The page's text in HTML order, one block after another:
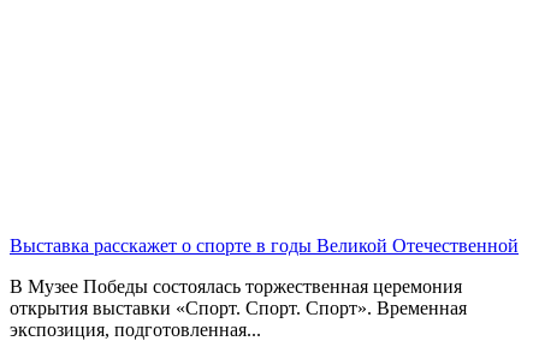
Выставка расскажет о спорте в годы Великой Отечественной
В Музее Победы состоялась торжественная церемония
открытия выставки «Спорт. Спорт. Спорт». Временная
экспозиция, подготовленная...